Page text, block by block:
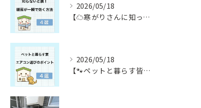
2026/05/18
【☁️寒がりさんに知ってほしい☁️】
2026/05/18
【🐾ペットと暮らす皆さん必見🐾】